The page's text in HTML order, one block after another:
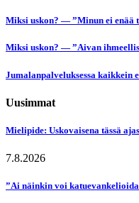
Miksi uskon? — ”Minun ei enää
Miksi uskon? — ”Aivan
Jumalanpalveluksessa kaikkein
Uusimmat
Mielipide: Uskovaisena tässä
7.8.2026
”Ai näinkin voi